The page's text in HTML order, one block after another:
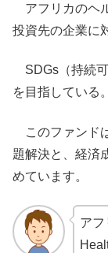
アフリカのヘ
投資先の企業に
SDGs（持続可
を目指している。
このファンド
題解決と、経済
めています。
アフ